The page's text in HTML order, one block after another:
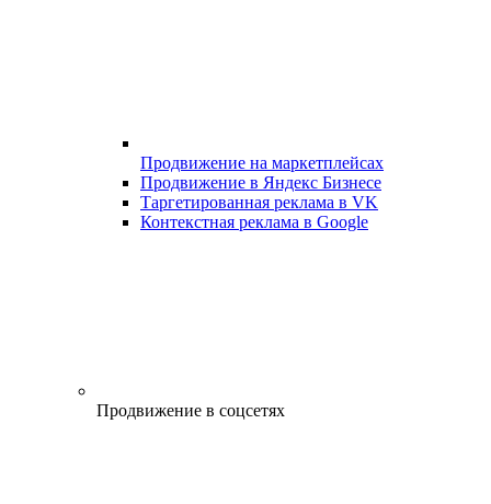
Продвижение на маркетплейсах
Продвижение в Яндекс Бизнесе
Таргетированная реклама в VK
Контекстная реклама в Google
Продвижение в соцсетях